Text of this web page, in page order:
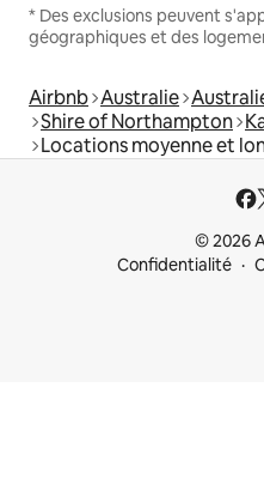
* Des exclusions peuvent
géographiques et des
Airbnb Australie
Shire of Northampton
Locations moyenne et
© 2026
Confidentialité